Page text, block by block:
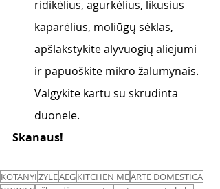
ridikėlius, agurkėlius, likusius
kaparėlius, moliūgų sėklas,
apšlakstykite alyvuogių aliejumi
ir papuoškite mikro žalumynais.
Valgykite kartu su skrudinta
duonele.
Skanaus!
KOTANYIZYLEAEGKITCHEN MEARTE DOMESTICA